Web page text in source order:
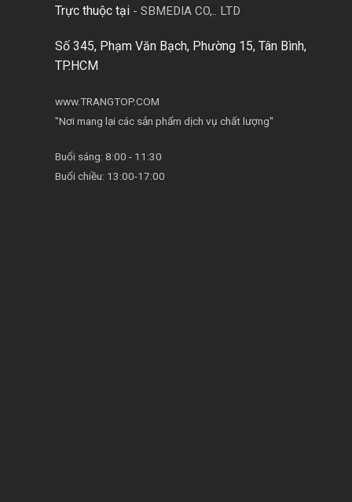
Trực thuộc tại - SBMEDIA CO,.. LTD
Số 345, Phạm Văn Bạch, Phường 15, Tân Bình,
TP.HCM
www.TRANGTOP.COM
"Nơi mang lại các sản phẩm dịch vụ chất lượng"
Buổi sáng: 8:00 - 11:30
Buổi chiều: 13:00-17:00